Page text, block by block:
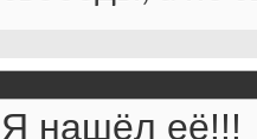
Я нашёл её!!!